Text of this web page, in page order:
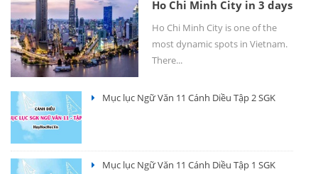
Ho Chi Minh City in 3 days
Ho Chi Minh City is one of the
most dynamic spots in Vietnam.
There...
Mục lục Ngữ Văn 11 Cánh Diều Tập 2 SGK
Mục lục Ngữ Văn 11 Cánh Diều Tập 1 SGK